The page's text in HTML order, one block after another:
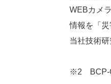
WEBカメ
情報を「
当社技術
※2 BCP-